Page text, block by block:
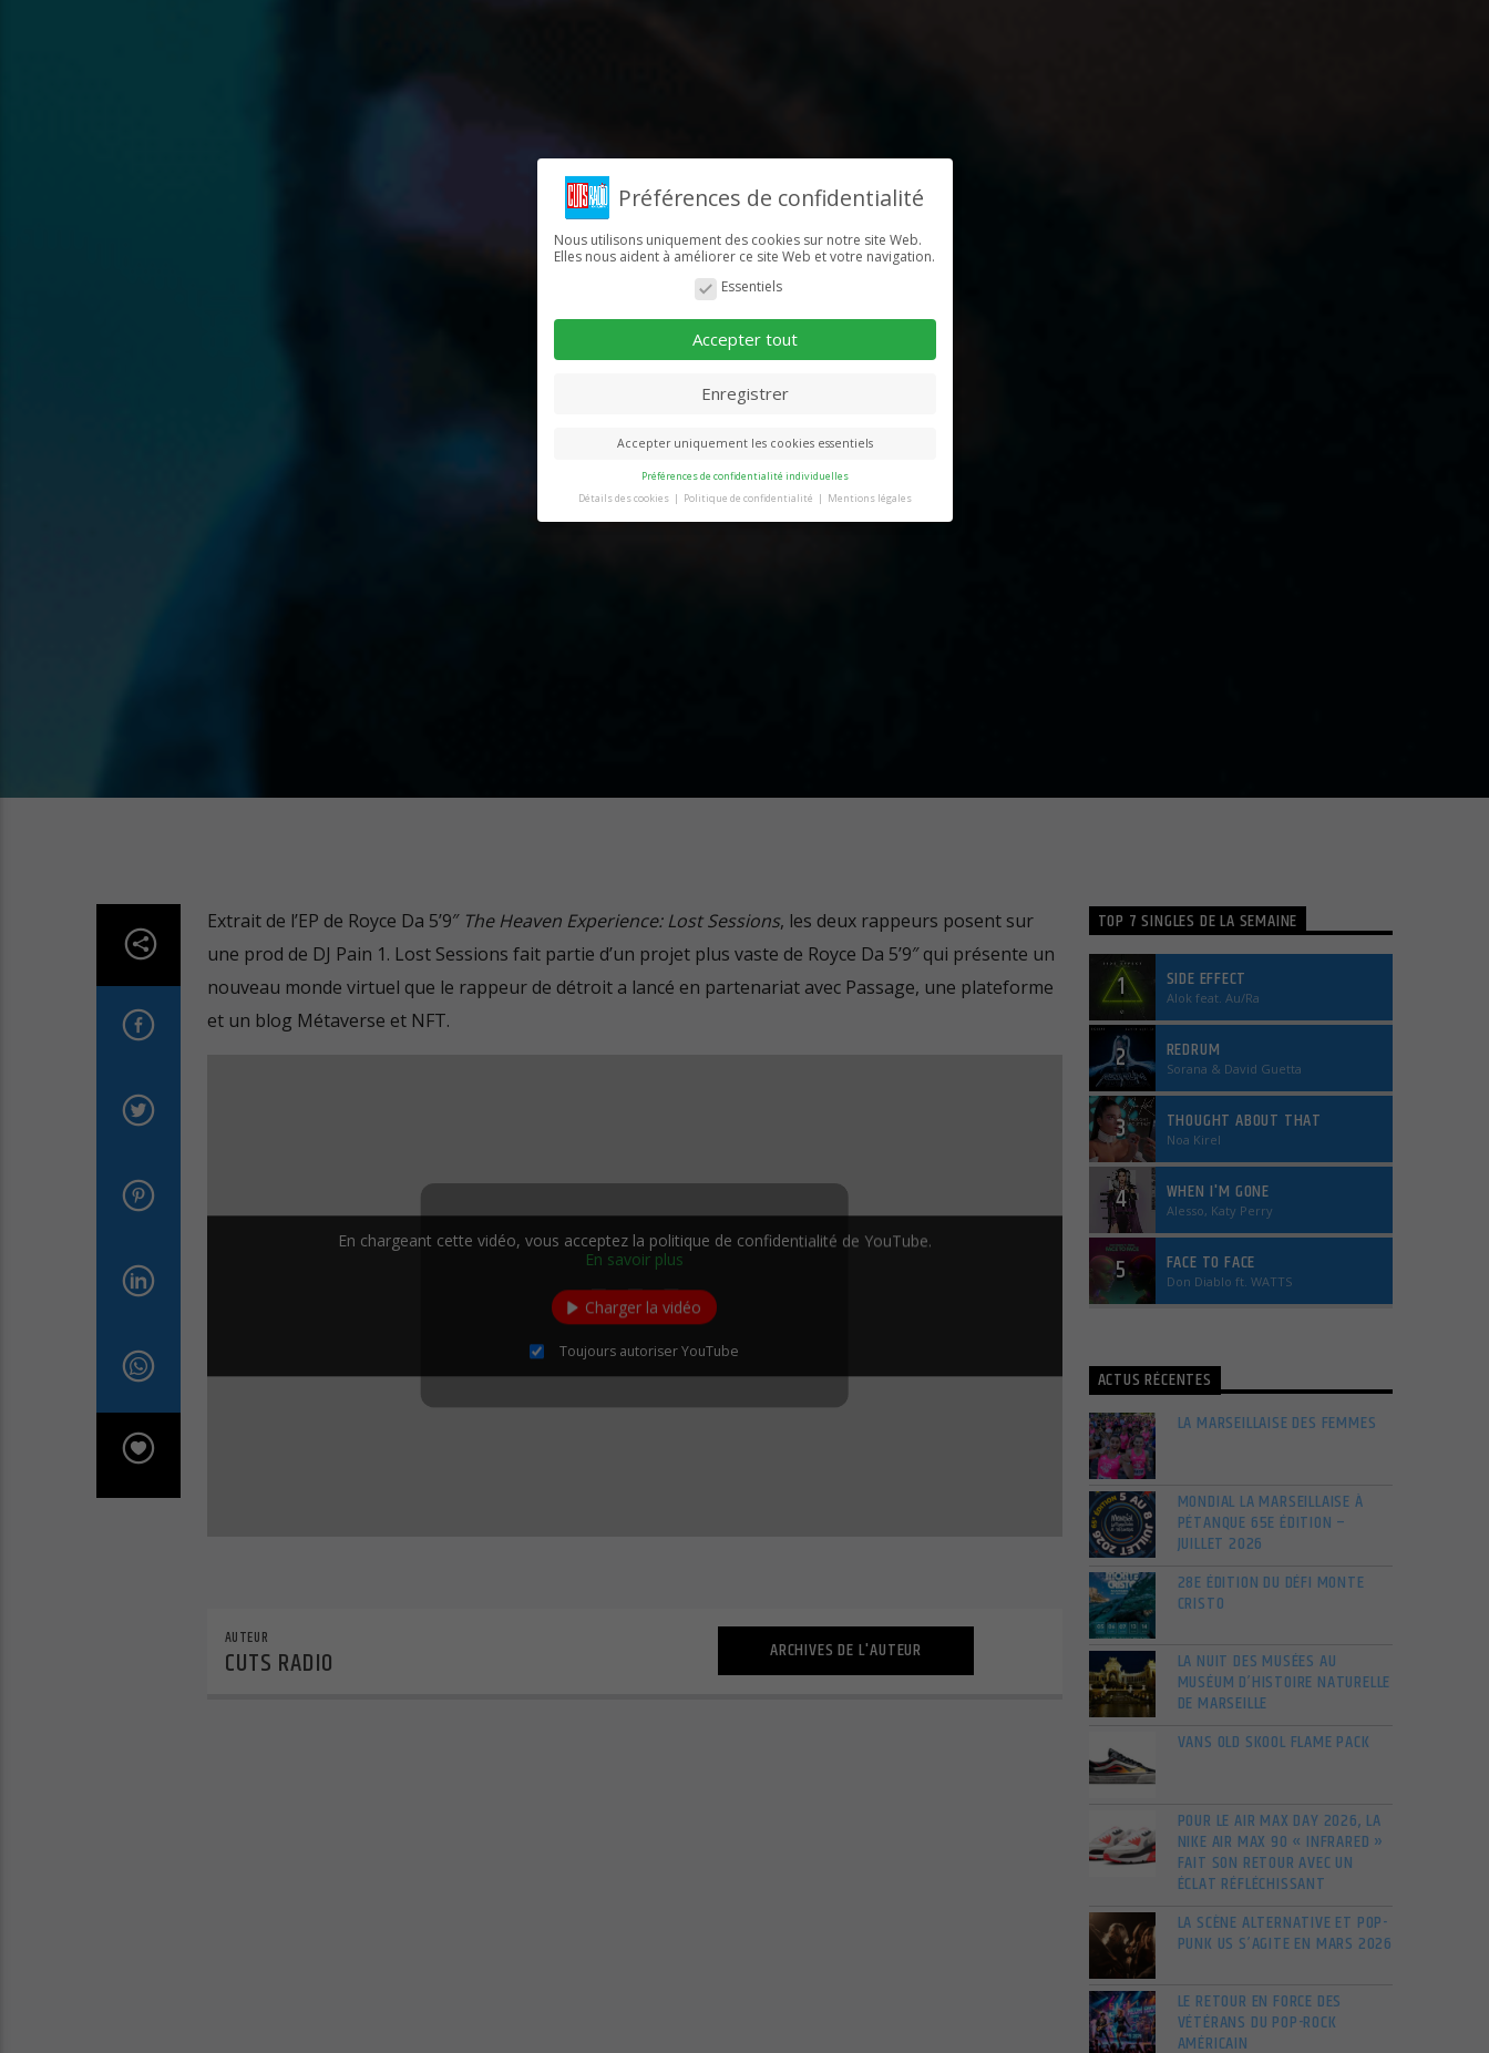
Extrait de l’EP de Royce Da 5’9″ The Heaven Experience: Lost Sessions, les deux rappeurs posent sur
une prod de DJ Pain 1. Lost Sessions fait partie d’un projet plus vaste de Royce Da 5’9″ qui présente un
nouveau monde virtuel que le rappeur de détroit a lancé en partenariat avec Passage, une plateforme
et un blog Métaverse et NFT.
En chargeant cette vidéo, vous acceptez la politique de confidentialité de YouTube.
En savoir plus
Charger la vidéo
Toujours autoriser YouTube
AUTEUR
CUTS RADIO ARCHIVES DE L'AUTEUR
TOP 7 SINGLES DE LA SEMAINE
1 SIDE EFFECT
Alok feat. Au/Ra
2 REDRUM
Sorana & David Guetta
3 THOUGHT ABOUT THAT
Noa Kirel
4 WHEN I'M GONE
Alesso, Katy Perry
5 FACE TO FACE
Don Diablo ft. WATTS
ACTUS RÉCENTES
LA MARSEILLAISE DES FEMMES
MONDIAL LA MARSEILLAISE À
PÉTANQUE 65E ÉDITION –
JUILLET 2026
28E ÉDITION DU DÉFI MONTE
CRISTO
LA NUIT DES MUSÉES AU
MUSÉUM D’HISTOIRE NATURELLE
DE MARSEILLE
VANS OLD SKOOL FLAME PACK
POUR LE AIR MAX DAY 2026, LA
NIKE AIR MAX 90 « INFRARED »
FAIT SON RETOUR AVEC UN
ÉCLAT RÉFLÉCHISSANT
LA SCÈNE ALTERNATIVE ET POP-
PUNK US S’AGITE EN MARS 2026
LE RETOUR EN FORCE DES
VÉTÉRANS DU POP-ROCK
AMÉRICAIN
Préférences de confidentialité
Nous utilisons uniquement des cookies sur notre site Web.
Elles nous aident à améliorer ce site Web et votre navigation.
Essentiels
Accepter tout
Enregistrer
Accepter uniquement les cookies essentiels
Préférences de confidentialité individuelles
Détails des cookies
Politique de confidentialité Mentions légales
Préférence de confidentialité
nécessaires au bon fonctionnement du site Web.